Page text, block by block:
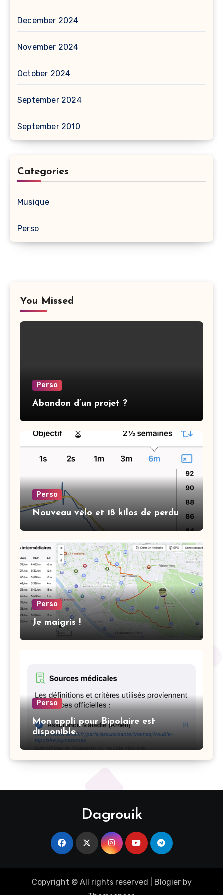
December 2024
November 2024
October 2024
September 2024
September 2010
Categories
Musique
Perso
You Missed
Perso
Abandon d’un projet ?
Perso
Nouveau vélo et 18 kilos de perdu
Perso
Je maigris !
Perso
Mon appli pour Bipolaire est
disponible.
Dagrouik
Copyright © All rights reserved Blogierby